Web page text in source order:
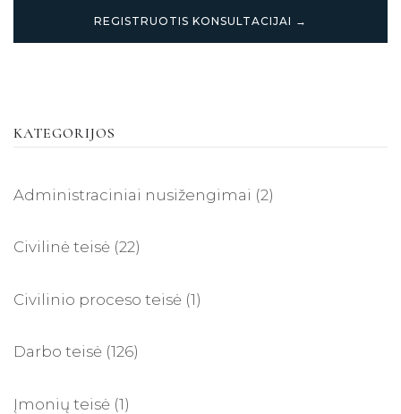
REGISTRUOTIS KONSULTACIJAI →
KATEGORIJOS
Administraciniai nusižengimai (2)
Civilinė teisė (22)
Civilinio proceso teisė (1)
Darbo teisė (126)
Įmonių teisė (1)